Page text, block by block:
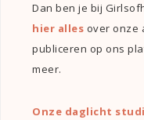
Dan ben je bij
hier alles over onze
publiceren op ons
meer.
Onze daglicht